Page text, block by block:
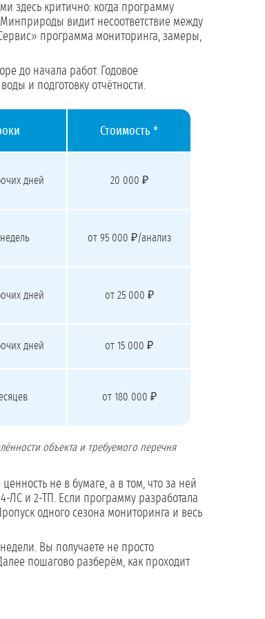
здесь критично: когда программу
Минприроды видит несоответствие между
программа мониторинга, замеры,
до начала работ. Годовое
и подготовку отчётности.
Стоимость *
дней 20 000 ₽
от 95 000 ₽/анализ
дней от 25 000 ₽
дней от 15 000 ₽
от 180 000 ₽
объекта и требуемого перечня
не в бумаге, а в том, что за ней
и 2-ТП. Если программу разработала
одного сезона мониторинга и весь
Вы получаете не просто
пошагово разберём, как проходит